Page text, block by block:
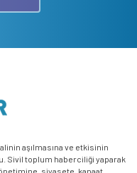
aşılmasına ve etkisinin
Sivil toplum haberciliği yaparak